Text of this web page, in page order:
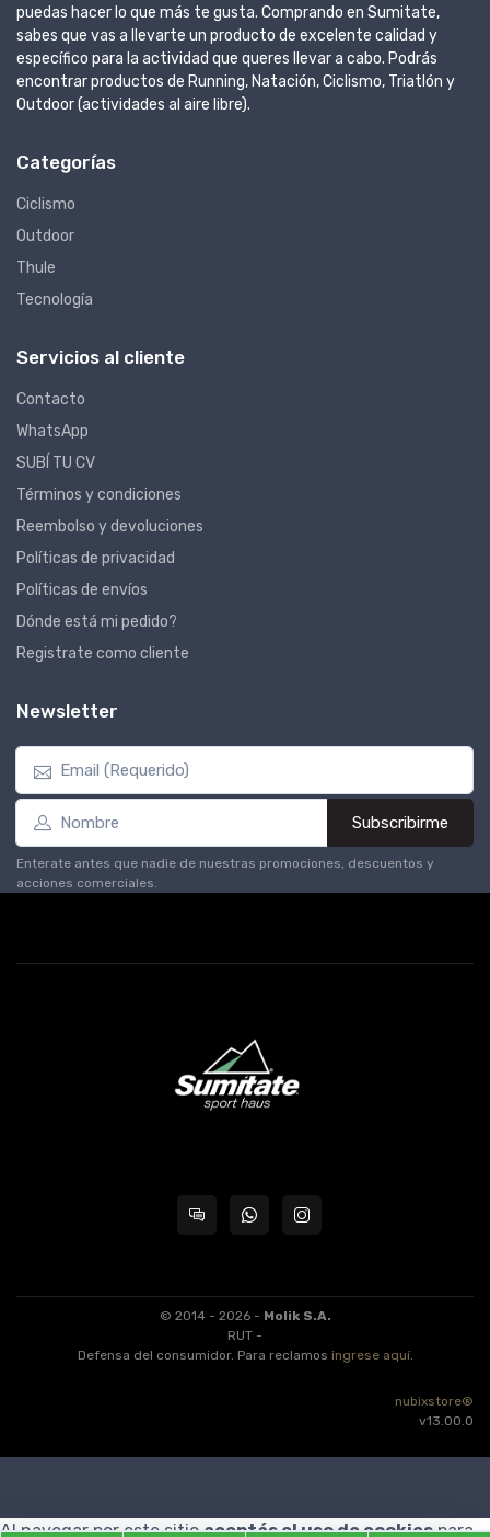
puedas hacer lo que más te gusta. Comprando en Sumitate,
sabes que vas a llevarte un producto de excelente calidad y
específico para la actividad que queres llevar a cabo. Podrás
encontrar productos de Running, Natación, Ciclismo, Triatlón y
Outdoor (actividades al aire libre).
Categorías
Ciclismo
Outdoor
Thule
Tecnología
Servicios al cliente
Contacto
WhatsApp
SUBÍ TU CV
Términos y condiciones
Reembolso y devoluciones
Políticas de privacidad
Políticas de envíos
Dónde está mi pedido?
Registrate como cliente
Newsletter
Subscribirme
Enterate antes que nadie de nuestras promociones, descuentos y
acciones comerciales.
© 2014 - 2026 - Molik S.A.
RUT -
Defensa del consumidor. Para reclamos ingrese aquí.
nubixstore®
v13.00.0
Al navegar por este sitioaceptás el uso de cookiespara